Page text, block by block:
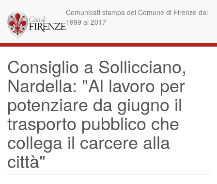
main
content
Comunicati stampa del Comune di Firenze dal
1999 al 2017
Consiglio a Sollicciano,
Nardella: "Al lavoro per
potenziare da giugno il
trasporto pubblico che
collega il carcere alla
città"